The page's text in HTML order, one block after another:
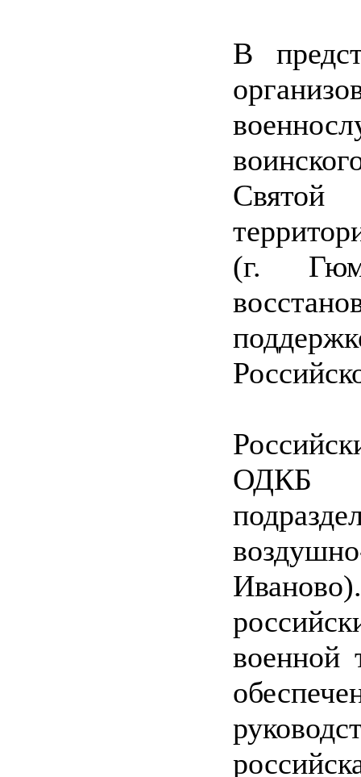
В
(г.
ОДКБ
военной